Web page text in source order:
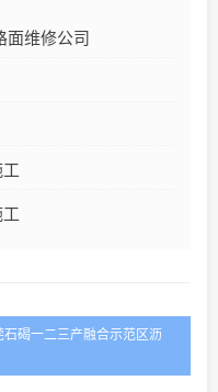
面维修公司
碣一二三产融合示范区沥